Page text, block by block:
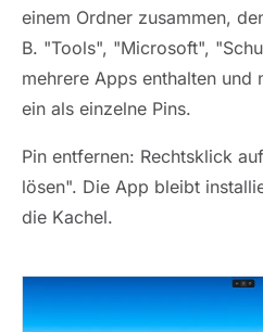
einem Ordner zusammen,
B. "Tools", "Microsoft",
mehrere Apps enthalten und
ein als einzelne Pins.
Pin entfernen: Rechtsklick
lösen". Die App bleibt
die Kachel.